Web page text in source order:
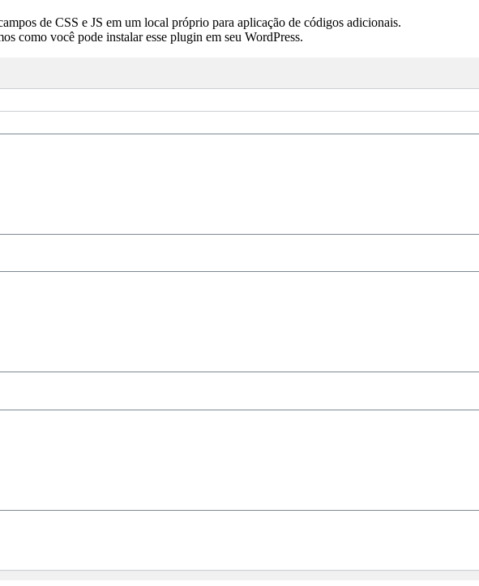
de CSS e JS em um local próprio para aplicação de códigos adicionais.
como você pode instalar esse plugin em seu WordPress.